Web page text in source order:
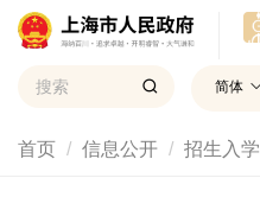
简体
首页 信息公开 招生入学